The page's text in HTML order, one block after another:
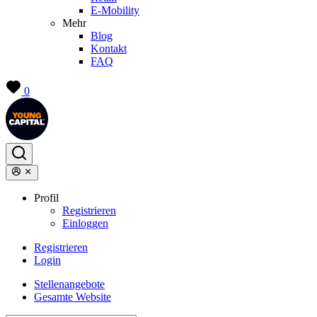
E-Mobility
Mehr
Blog
Kontakt
FAQ
0
Profil
Registrieren
Einloggen
Registrieren
Login
Stellenangebote
Gesamte Website